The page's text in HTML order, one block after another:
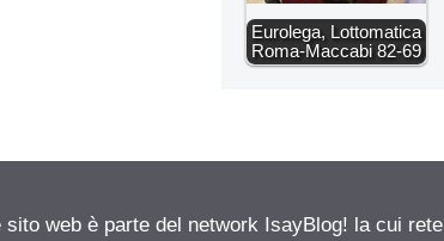
Eurolega, Lottomatica
Roma-Maccabi 82-69
sito web è parte del network IsayBlog! la cui rete